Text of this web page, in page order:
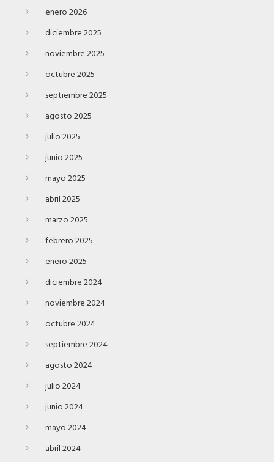
enero 2026
diciembre 2025
noviembre 2025
octubre 2025
septiembre 2025
agosto 2025
julio 2025
junio 2025
mayo 2025
abril 2025
marzo 2025
febrero 2025
enero 2025
diciembre 2024
noviembre 2024
octubre 2024
septiembre 2024
agosto 2024
julio 2024
junio 2024
mayo 2024
abril 2024